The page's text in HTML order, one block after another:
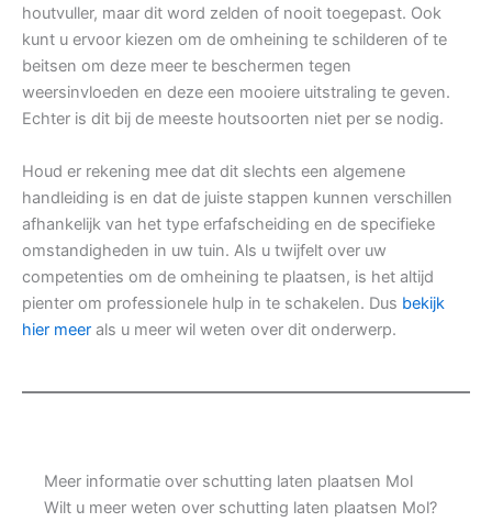
houtvuller, maar dit word zelden of nooit toegepast. Ook
kunt u ervoor kiezen om de omheining te schilderen of te
beitsen om deze meer te beschermen tegen
weersinvloeden en deze een mooiere uitstraling te geven.
Echter is dit bij de meeste houtsoorten niet per se nodig.
Houd er rekening mee dat dit slechts een algemene
handleiding is en dat de juiste stappen kunnen verschillen
afhankelijk van het type erfafscheiding en de specifieke
omstandigheden in uw tuin. Als u twijfelt over uw
competenties om de omheining te plaatsen, is het altijd
pienter om professionele hulp in te schakelen. Dus bekijk
hier meer als u meer wil weten over dit onderwerp.
Meer informatie over schutting laten plaatsen Mol
Wilt u meer weten over schutting laten plaatsen Mol?